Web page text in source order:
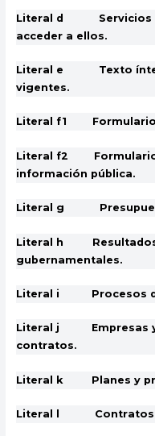
Literal d Servicios
acceder a ellos.
Literal e Texto
vigentes.
Literal f1
Literal f2 Formulario
información pública.
Literal g
Literal h Resultados
gubernamentales.
Literal i Procesos
Literal j Empresas y
contratos.
Literal k Planes y
Literal l Contratos